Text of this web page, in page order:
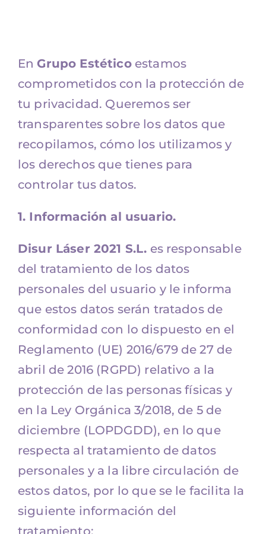
Contacto
EnGrupo Estéticoestamos
comprometidos con la protección de
tu privacidad. Queremos ser
transparentes sobre los datos que
recopilamos, cómo los utilizamos y
los derechos que tienes para
controlar tus datos.
1. Información al usuario.
Disur Láser 2021 S.L. es responsable
del tratamiento de los datos
personales del usuario y le informa
que estos datos serán tratados de
conformidad con lo dispuesto en el
Reglamento (UE) 2016/679 de 27 de
abril de 2016 (RGPD) relativo a la
protección de las personas físicas y
en la Ley Orgánica 3/2018, de 5 de
diciembre (LOPDGDD), en lo que
respecta al tratamiento de datos
personales y a la libre circulación de
estos datos, por lo que se le facilita la
siguiente información del
tratamiento: